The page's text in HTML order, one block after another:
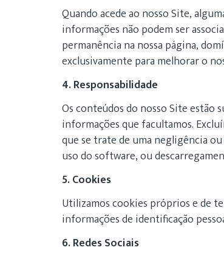
Quando acede ao nosso Site,
informações não podem ser
permanência na nossa página,
exclusivamente para melhorar o
4. Responsabilidade
Os conteúdos do nosso Site estão
informações que facultamos.
que se trate de uma negligência
uso do software, ou
5. Cookies
Utilizamos cookies próprios e de
informações de identificação
6. Redes Sociais